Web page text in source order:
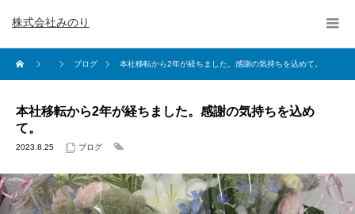
株式会社みのり
ブログ 本社移転から2年が経ちました。感謝の気持ちを込めて。
本社移転から2年が経ちました。感謝の気持ちを込め
て。
2023.8.25 ブログ